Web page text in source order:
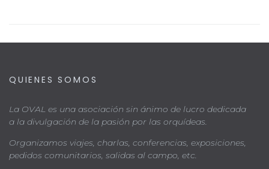
QUIENES SOMOS
La OVAL es una asociación sin ánimo de lucro dedicada
a la divulgación de la pasión por las orquídeas.
Organizamos viajes, charlas, conferencias, exposiciones,
pedidos comunitarios, salidas al campo, etc.